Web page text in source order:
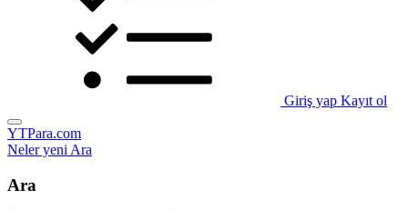
Giriş yap Kayıt ol
YTPara.com
Neler yeniAra
Ara